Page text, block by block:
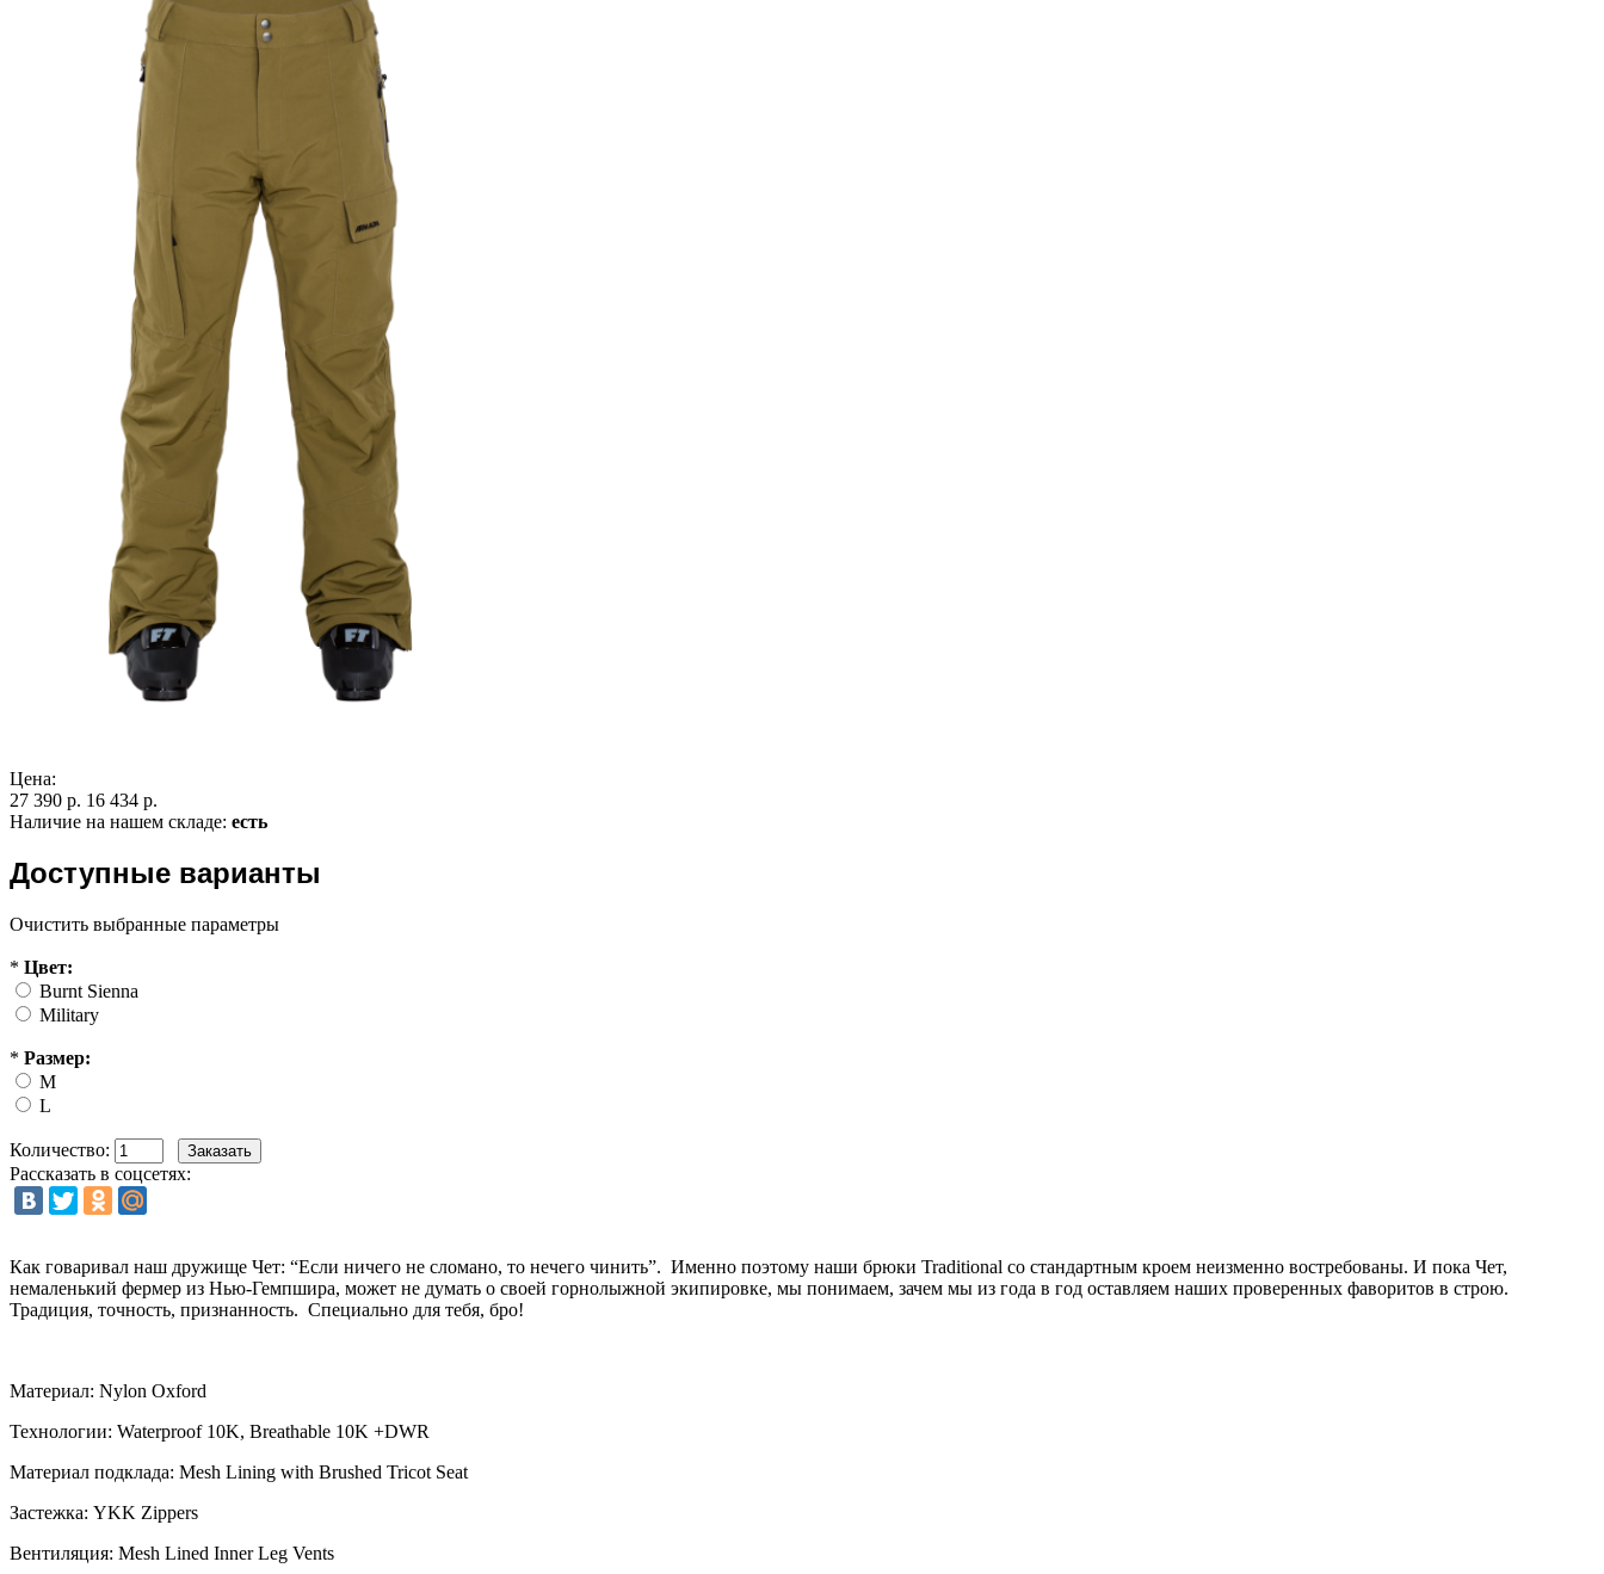
Цена:
27 390 р. 16 434 р.
Наличие на нашем складе: есть
Доступные варианты
Очистить выбранные параметры
* Цвет:
Burnt Sienna
Military
* Размер:
M
L
Количество:
Рассказать в соцсетях:
Как говаривал наш дружище Чет: “Если ничего не сломано, то нечего чинить”. Именно поэтому наши брюки Traditional со стандартным кроем неизменно востребованы. И пока Чет,
немаленький фермер из Нью-Гемпшира, может не думать о своей горнолыжной экипировке, мы понимаем, зачем мы из года в год оставляем наших проверенных фаворитов в строю.
Традиция, точность, признанность. Специально для тебя, бро!
Материал: Nylon Oxford
Технологии: Waterproof 10K, Breathable 10K +DWR
Материал подклада: Mesh Lining with Brushed Tricot Seat
Застежка: YKK Zippers
Вентиляция: Mesh Lined Inner Leg Vents